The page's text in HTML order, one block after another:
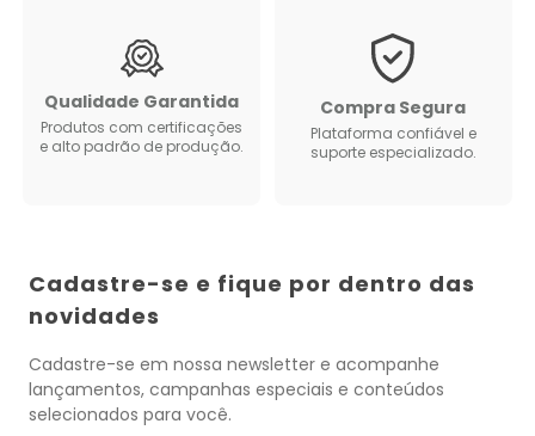
Qualidade Garantida
Produtos com certificações
e alto padrão de produção.
Compra Segura
Plataforma confiável e
suporte especializado.
Cadastre-se e fique por dentro das
novidades
Cadastre-se em nossa newsletter e acompanhe
lançamentos, campanhas especiais e conteúdos
selecionados para você.